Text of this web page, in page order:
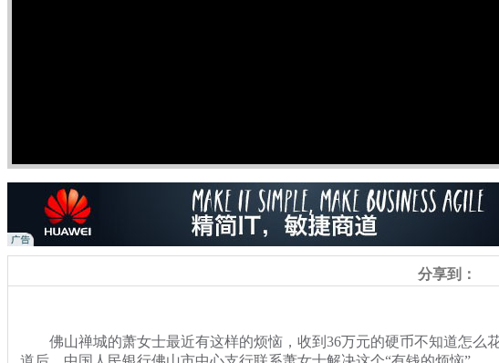
分享到：
佛山禅城的萧女士最近有这样的烦恼，收到36万元的硬币不知道怎么